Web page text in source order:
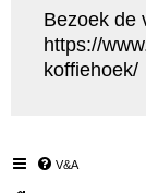
Bezoek de
https://
koffiehoek/
V&A